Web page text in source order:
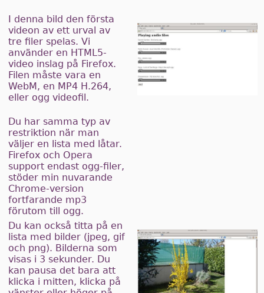
I denna bild den första
videon av ett urval av
tre filer spelas. Vi
använder en HTML5-
video inslag på Firefox.
Filen måste vara en
WebM, en MP4 H.264,
eller ogg videofil.
Du har samma typ av
restriktion när man
väljer en lista med låtar.
Firefox och Opera
support endast ogg-filer,
stöder min nuvarande
Chrome-version
fortfarande mp3
förutom till ogg.
Du kan också titta på en
lista med bilder (jpeg, gif
och png). Bilderna som
visas i 3 sekunder. Du
kan pausa det bara att
klicka i mitten, klicka på